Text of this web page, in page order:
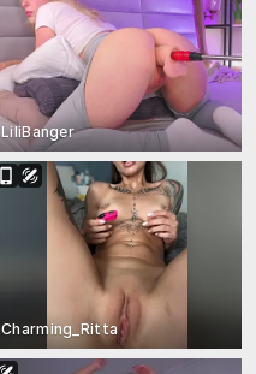
LiliBanger
Charming_Ritta